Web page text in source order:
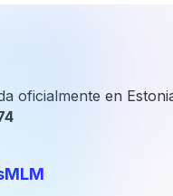
oficialmente en